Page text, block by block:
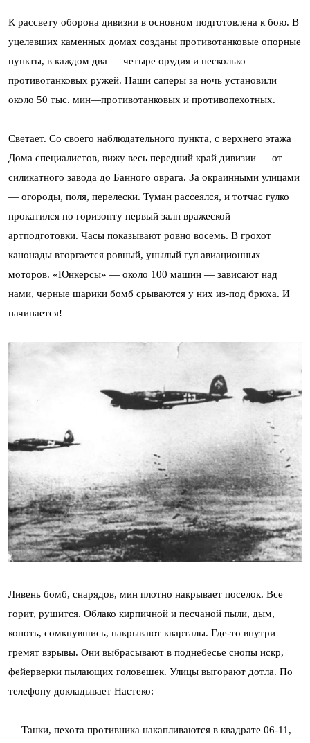
К рассвету оборона дивизии в основном подготовлена к бою. В
уцелевших каменных домах созданы противотанковые опорные
пункты, в каждом два — четыре орудия и несколько
противотанковых ружей. Наши саперы за ночь установили
около 50 тыс. мин—противотанковых и противопехотных.
Светает. Со своего наблюдательного пункта, с верхнего этажа
Дома специалистов, вижу весь передний край дивизии — от
силикатного завода до Банного оврага. За окраинными улицами
— огороды, поля, перелески. Туман рассеялся, и тотчас гулко
прокатился по горизонту первый залп вражеской
артподготовки. Часы показывают ровно восемь. В грохот
канонады вторгается ровный, унылый гул авиационных
моторов. «Юнкерсы» — около 100 машин — зависают над
нами, черные шарики бомб срываются у них из-под брюха. И
начинается!
Ливень бомб, снарядов, мин плотно накрывает поселок. Все
горит, рушится. Облако кирпичной и песчаной пыли, дым,
копоть, сомкнувшись, накрывают кварталы. Где-то внутри
гремят взрывы. Они выбрасывают в поднебесье снопы искр,
фейерверки пылающих головешек. Улицы выгорают дотла. По
телефону докладывает Настеко:
— Танки, пехота противника накапливаются в квадрате 06-11,